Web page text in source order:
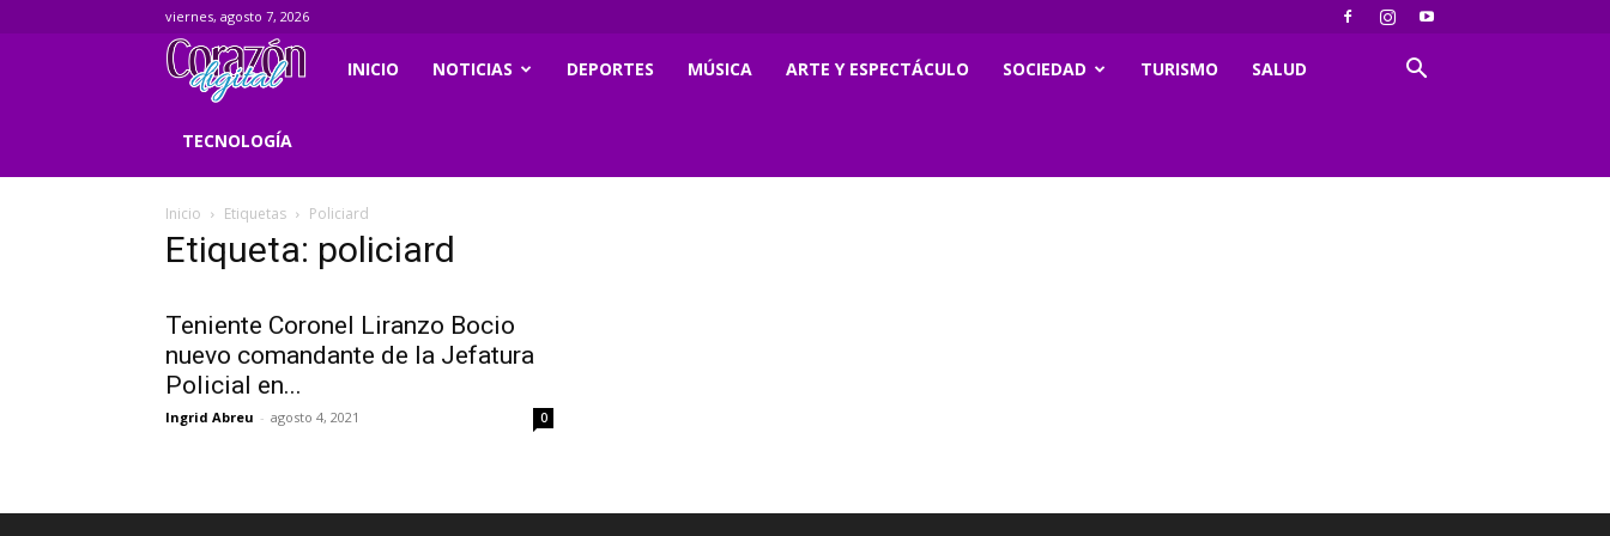
viernes, agosto 7, 2026
Corazondigital.net
INICIO NOTICIAS DEPORTES MÚSICA ARTE Y ESPECTÁCULO SOCIEDAD TURISMO SALUD
TECNOLOGÍA
Inicio Etiquetas Policiard
Etiqueta: policiard
Teniente Coronel Liranzo Bocio
nuevo comandante de la Jefatura
Policial en...
Ingrid Abreu - agosto 4, 2021 0